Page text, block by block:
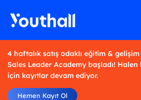
4 haftalık satış odaklı eğitim &
Sales Leader Academy başladı!
için kayıtlar devam ediyor.
Hemen Kayıt Ol